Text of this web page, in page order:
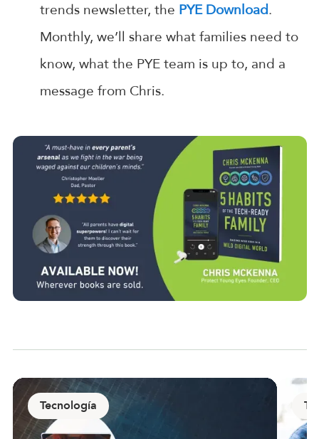
trends newsletter, the PYE Download.
Monthly, we’ll share what families need to
know, what the PYE team is up to, and a
message from Chris.
Tecnología